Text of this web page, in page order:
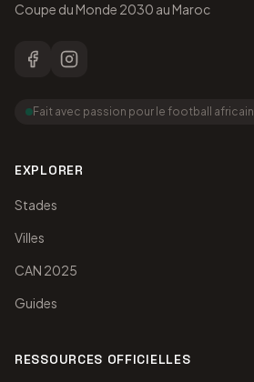
Coupe du Monde 2030 au Maroc
Fait avec passion pour le football africain
EXPLORER
Stades
Villes
CAN 2025
Guides
RESSOURCES OFFICIELLES